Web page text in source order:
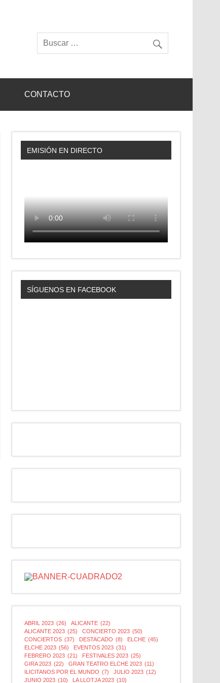
CONTACTO
EMISIÓN EN DIRECTO
SÍGUENOS EN FACEBOOK
ABRIL 2023 (26) ALICANTE (22)
ALICANTE 2023 (25) CONCIERTO 2023 (50)
CONCIERTOS (37) DESTACADO (8) ELCHE (45)
ELCHE 2023 (56) EVENTOS 2023 (31)
FEBRERO 2023 (21) FESTIVALES 2023 (25)
GIRA 2023 (22) GRAN TEATRO ELCHE 2023 (11)
ILICITANOS POR EL MUNDO (7) JULIO 2023 (12)
JUNIO 2023 (10) LA LLOTJA 2023 (10)